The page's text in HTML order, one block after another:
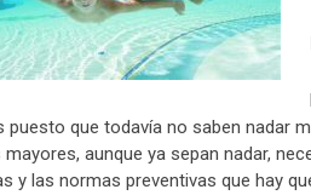
puesto que todavía no saben nadar
aunque ya sepan nadar,
y las normas preventivas que hay